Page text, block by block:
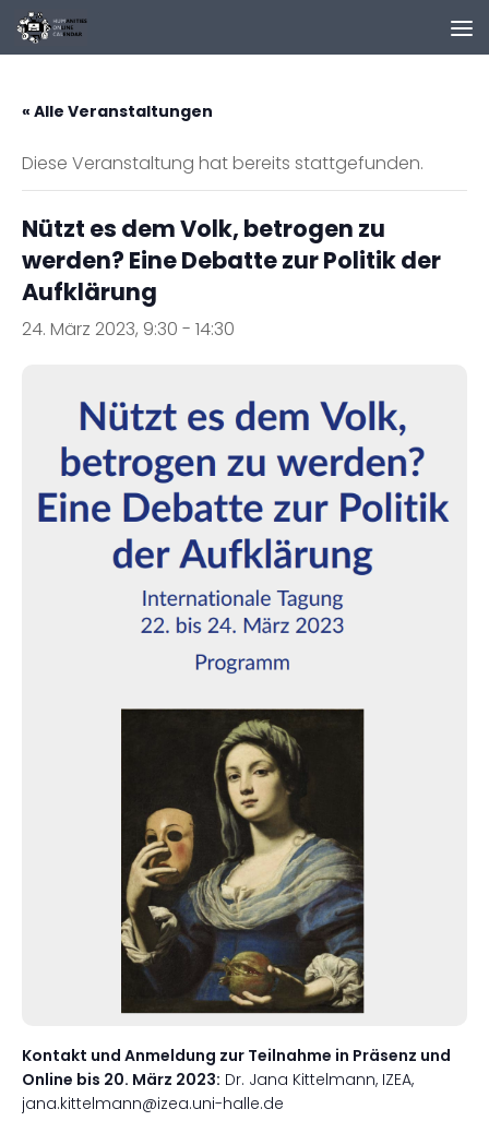
Zum Inhalt springen
« Alle Veranstaltungen
Diese Veranstaltung hat bereits stattgefunden.
Nützt es dem Volk, betrogen zu
werden? Eine Debatte zur Politik der
Aufklärung
24. März 2023, 9:30 - 14:30
Kontakt und Anmeldung zur Teilnahme in Präsenz und
Online bis 20. März 2023: Dr. Jana Kittelmann, IZEA,
jana.kittelmann@izea.uni-halle.de